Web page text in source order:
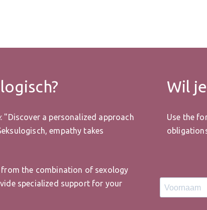
: "Discover a personalized approach
empathy takes
from the combination of sexology
specialized support for your
Wil
Use the